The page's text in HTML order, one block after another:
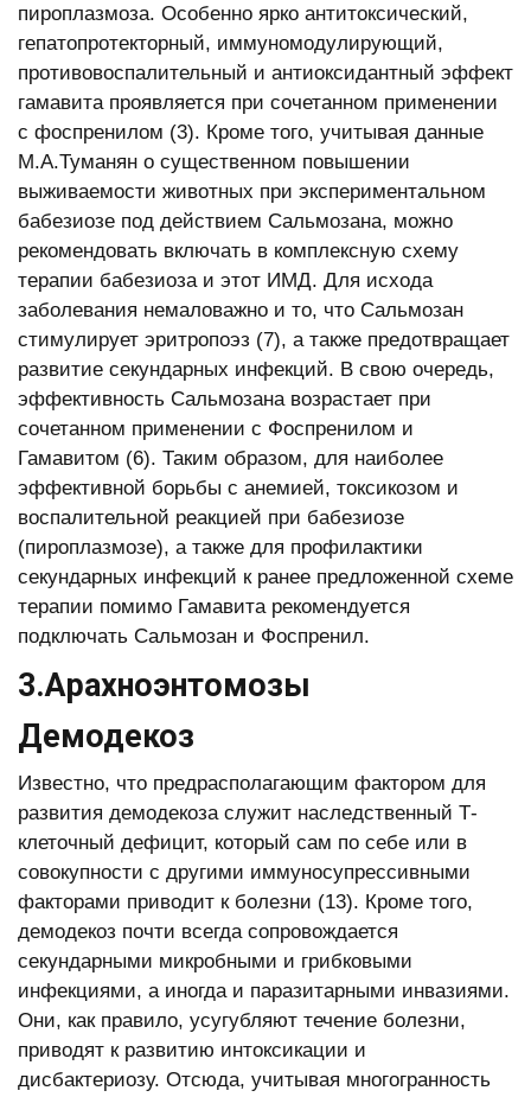
пироплазмоза. Особенно ярко антитоксический,
гепатопротекторный, иммуномодулирующий,
противовоспалительный и антиоксидантный эффект
гамавита проявляется при сочетанном применении
с фоспренилом (3). Кроме того, учитывая данные
М.А.Туманян о существенном повышении
выживаемости животных при экспериментальном
бабезиозе под действием Сальмозана, можно
рекомендовать включать в комплексную схему
терапии бабезиоза и этот ИМД. Для исхода
заболевания немаловажно и то, что Сальмозан
стимулирует эритропоэз (7), а также предотвращает
развитие секундарных инфекций. В свою очередь,
эффективность Сальмозана возрастает при
сочетанном применении с Фоспренилом и
Гамавитом (6). Таким образом, для наиболее
эффективной борьбы с анемией, токсикозом и
воспалительной реакцией при бабезиозе
(пироплазмозе), а также для профилактики
секундарных инфекций к ранее предложенной схеме
терапии помимо Гамавита рекомендуется
подключать Сальмозан и Фоспренил.
3.Арахноэнтомозы
Демодекоз
Известно, что предрасполагающим фактором для
развития демодекоза служит наследственный Т-
клеточный дефицит, который сам по себе или в
совокупности с другими иммуносупрессивными
факторами приводит к болезни (13). Кроме того,
демодекоз почти всегда сопровождается
секундарными микробными и грибковыми
инфекциями, а иногда и паразитарными инвазиями.
Они, как правило, усугубляют течение болезни,
приводят к развитию интоксикации и
дисбактериозу. Отсюда, учитывая многогранность